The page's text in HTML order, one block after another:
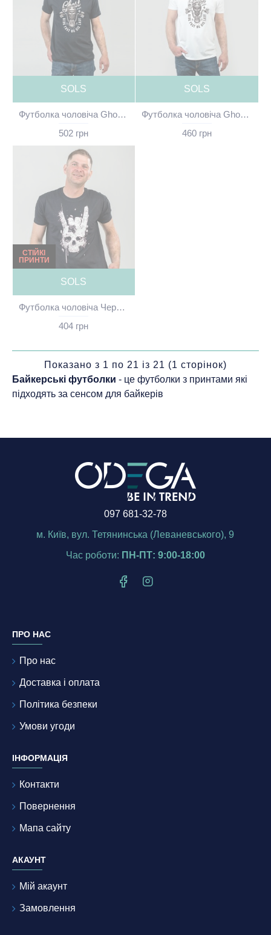
Байкерські футболки - це футболки з принтами які
підходять за сенсом для байкерів
SOLS
Футболка чоловіча Ghost rider чорна - 11500
502 грн
SOLS
Футболка чоловіча Ghost rider біла - 11500
460 грн
СТІЙКІ
ПРИНТИ
SOLS
Футболка чоловіча Череп чорна - 11500
404 грн
Показано з 1 по 21 із 21 (1 сторінок)
097 681-32-78
м. Київ, вул. Тетянинська (Леваневського), 9
Час роботи: ПН-ПТ: 9:00-18:00
ПРО НАС
Про нас
Доставка і оплата
Політика безпеки
Умови угоди
ІНФОРМАЦІЯ
Контакти
Повернення
Мапа сайту
АКАУНТ
Мій акаунт
Замовлення